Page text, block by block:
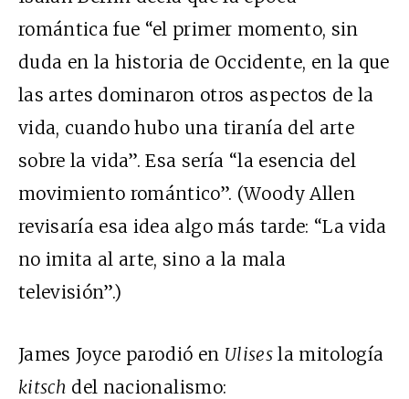
romántica fue “el primer momento, sin
duda en la historia de Occidente, en la que
las artes dominaron otros aspectos de la
vida, cuando hubo una tiranía del arte
sobre la vida”. Esa sería “la esencia del
movimiento romántico”. (Woody Allen
revisaría esa idea algo más tarde: “La vida
no imita al arte, sino a la mala
televisión”.)
James Joyce parodió en Ulisesla mitología
kitsch del nacionalismo: